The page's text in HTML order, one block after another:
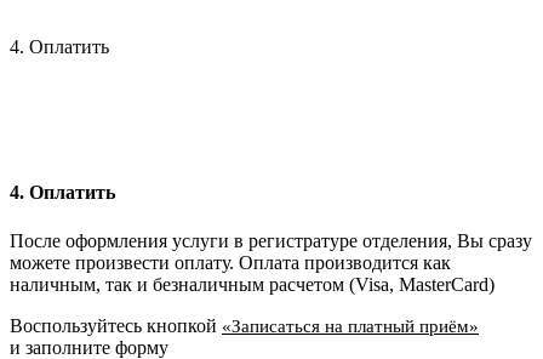
4. Оплатить
4. Оплатить
После оформления услуги в регистратуре отделения, Вы сразу
можете произвести оплату. Оплата производится как
наличным, так и безналичным расчетом (Visa, MasterCard)
Воспользуйтесь кнопкой «Записаться на платный приём»
и заполните форму